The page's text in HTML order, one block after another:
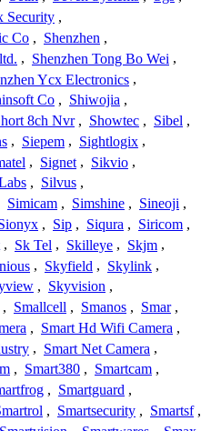
Security ,
Co , Shenzhen ,
, Shenzhen Tong Bo Wei ,
Ycx Electronics ,
Co , Shiwojia ,
8ch Nvr , Showtec , Sibel ,
, Siepem , Sightlogix ,
, Signet , Sikvio ,
, Silvus ,
Simicam , Simshine , Sineoji ,
, Sip , Siqura , Siricom ,
, Sk Tel , Skilleye , Skjm ,
, Skyfield , Skylink ,
, Skyvision ,
, Smallcell , Smanos , Smar ,
, Smart Hd Wifi Camera ,
, Smart Net Camera ,
, Smart380 , Smartcam ,
, Smartguard ,
, Smartsecurity , Smartsf ,